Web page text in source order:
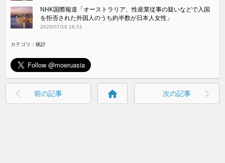
NHK国際報道「オーストラリア、性産業従事の疑いなどで入国
を拒否された外国人のうち約半数が日本人女性」
2026/07/19 16:51
カテゴリ：統計
前の記事 home 次の記事